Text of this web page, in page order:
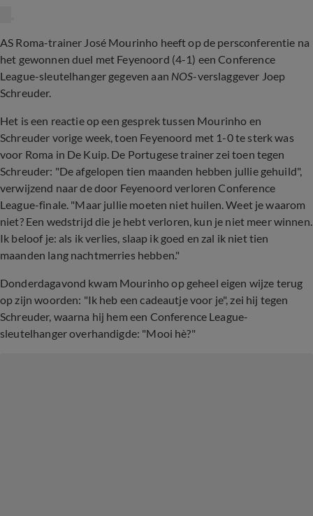
AS Roma-trainer José Mourinho heeft op de persconferentie na
het gewonnen duel met Feyenoord (4-1) een Conference
League-sleutelhanger gegeven aan NOS-verslaggever Joep
Schreuder.
Het is een reactie op een gesprek tussen Mourinho en
Schreuder vorige week, toen Feyenoord met 1-0 te sterk was
voor Roma in De Kuip. De Portugese trainer zei toen tegen
Schreuder: "De afgelopen tien maanden hebben jullie gehuild",
verwijzend naar de door Feyenoord verloren Conference
League-finale. "Maar jullie moeten niet huilen. Weet je waarom
niet? Een wedstrijd die je hebt verloren, kun je niet meer winnen.
Ik beloof je: als ik verlies, slaap ik goed en zal ik niet tien
maanden lang nachtmerries hebben."
Donderdagavond kwam Mourinho op geheel eigen wijze terug
op zijn woorden: "Ik heb een cadeautje voor je", zei hij tegen
Schreuder, waarna hij hem een Conference League-
sleutelhanger overhandigde: "Mooi hè?"